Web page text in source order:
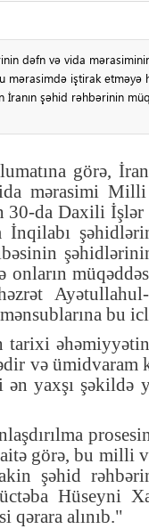
dəfn və vida
mərasimdə iştirak
İranın şəhid rəhbərinin
görə,
mərasimi
30-da Daxili
İnqilabı
onların
bu
tarixi
və ümidvaram
ən yaxşı
görə, bu milli
şəhid
Hüseyni
qərara alınıb."